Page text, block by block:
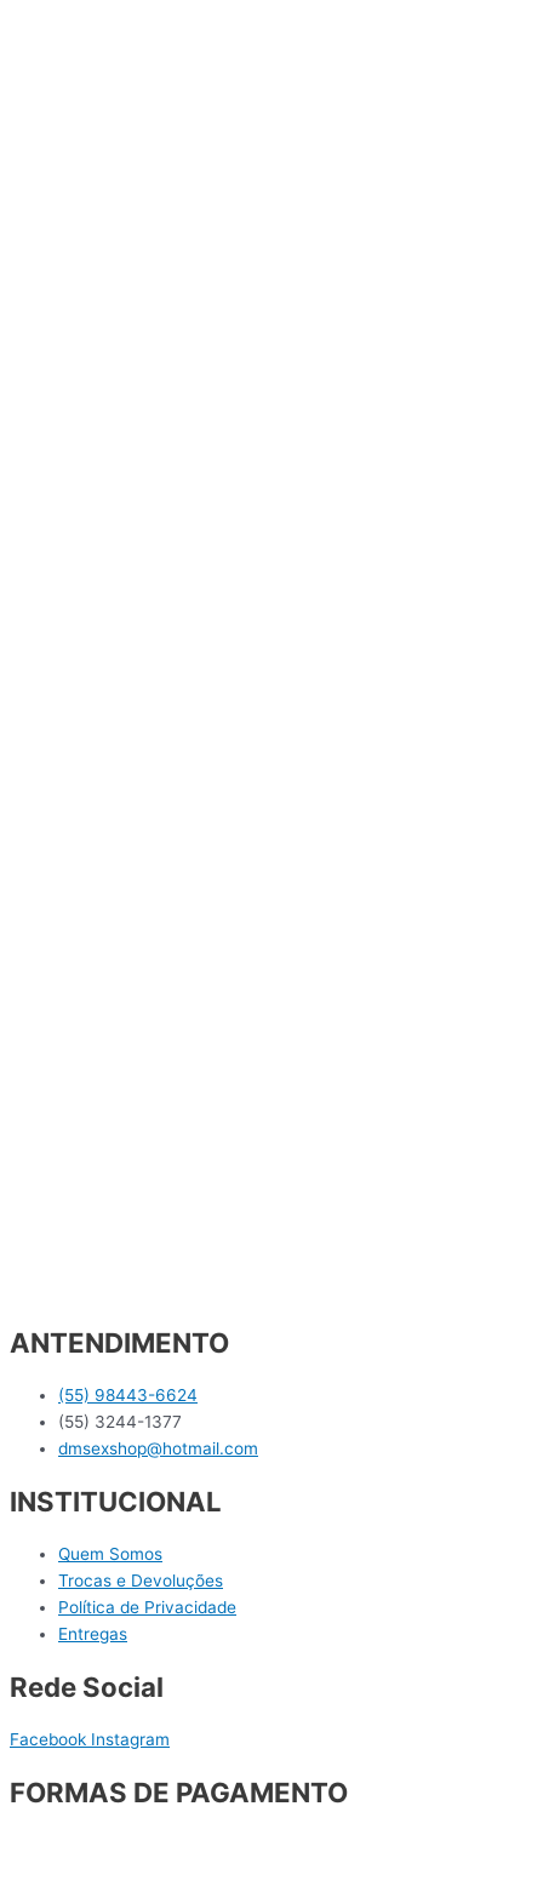
ANTENDIMENTO
(55) 98443-6624
(55) 3244-1377
dmsexshop@hotmail.com
INSTITUCIONAL
Quem Somos
Trocas e Devoluções
Política de Privacidade
Entregas
Rede Social
Facebook Instagram
FORMAS DE PAGAMENTO